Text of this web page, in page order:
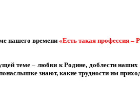
нашего времени «Есть такая профессия –
теме – любви к Родине, доблести
знают, какие трудности им